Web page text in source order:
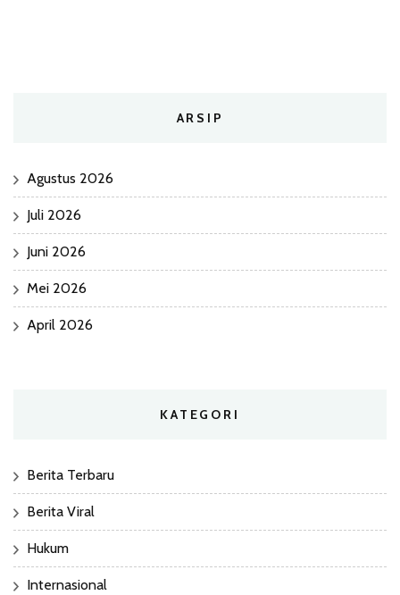
ARSIP
Agustus 2026
Juli 2026
Juni 2026
Mei 2026
April 2026
KATEGORI
Berita Terbaru
Berita Viral
Hukum
Internasional